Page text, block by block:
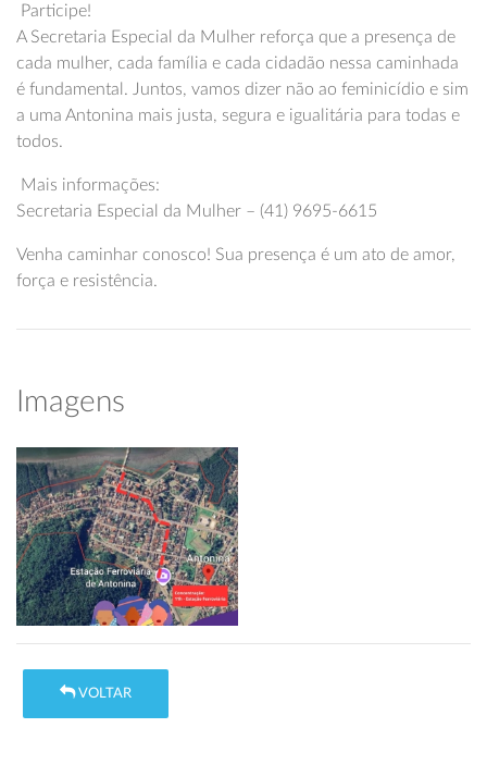
Participe!
A Secretaria Especial da Mulher reforça que a presença de
cada mulher, cada família e cada cidadão nessa caminhada
é fundamental. Juntos, vamos dizer não ao feminicídio e sim
a uma Antonina mais justa, segura e igualitária para todas e
todos.
Mais informações:
Secretaria Especial da Mulher – (41) 9695-6615
Venha caminhar conosco! Sua presença é um ato de amor,
força e resistência.
Imagens
VOLTAR